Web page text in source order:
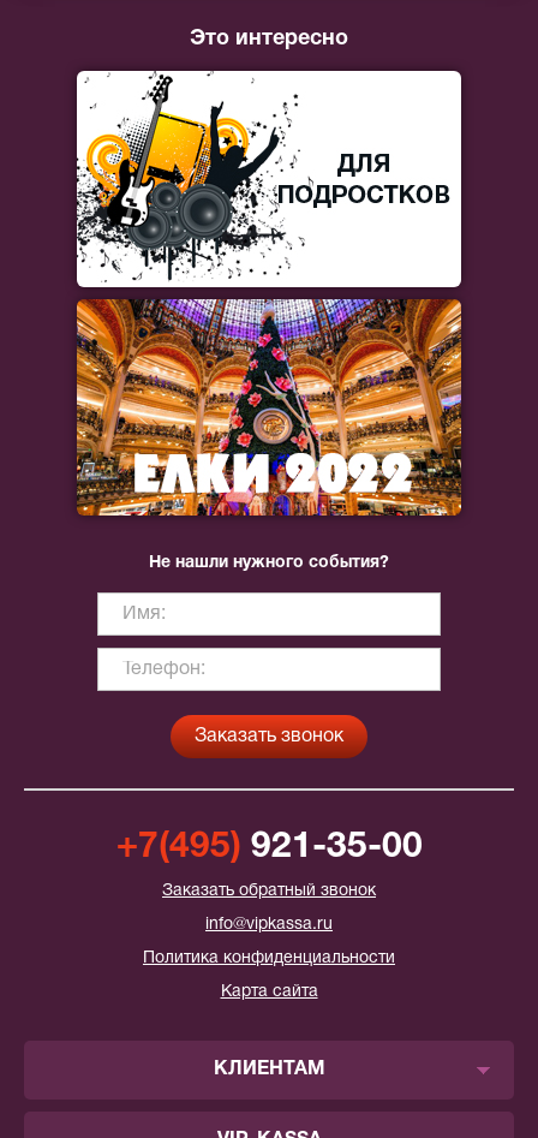
Это интересно
Не нашли нужного события?
+7(495) 921-35-00
Заказать обратный звонок
info@vipkassa.ru
Политика конфиденциальности
Карта сайта
КЛИЕНТАМ